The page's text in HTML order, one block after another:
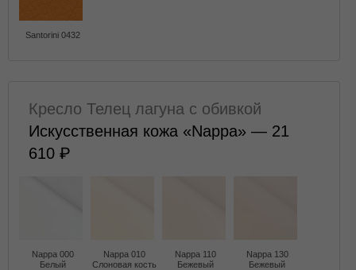
Santorini 0432
Кресло Телец лагуна с обивкой
Искусственная кожа «Nappa» — 21
610
Nappa 000
Белый
Nappa 010
Слоновая кость
Nappa 110
Бежевый
Nappa 130
Бежевый